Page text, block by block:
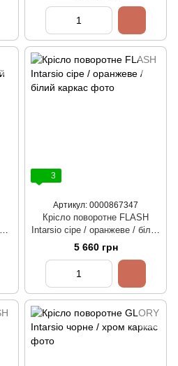
3
Артикул: 0000867347
Крісло поворотне FLASH
Intarsio сіре / оранжеве / білий
каркас
5 660 грн